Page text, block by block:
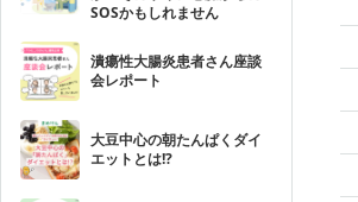
SOSかもしれません
潰瘍性大腸炎患者さん座談
会レポート
大豆中心の朝たんぱくダイ
エットとは!?